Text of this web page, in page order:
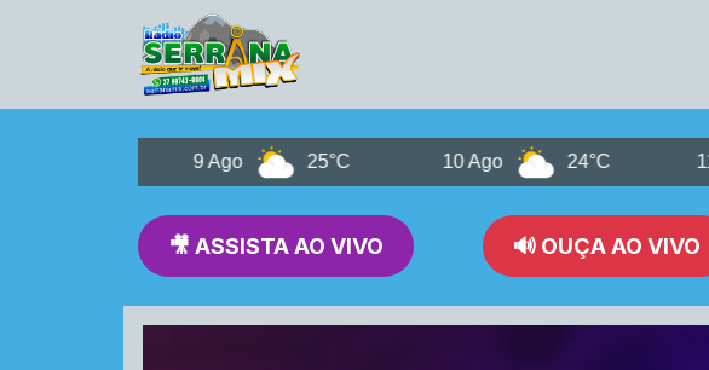
9 Ago 25°C 10 Ago 24°C 11 Ago
🎥 ASSISTA AO VIVO 🔊 OUÇA AO VIVO